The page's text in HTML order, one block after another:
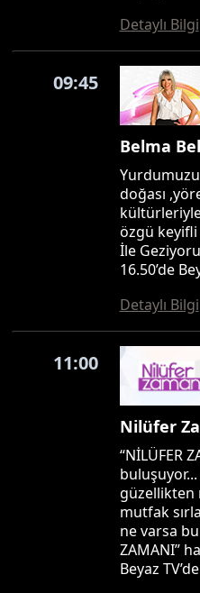
Detaylı Bilgi
09:45
Belma
doğası
özgü keyifli
İle
16.50’de
Detaylı Bilgi
11:00
Nilüfer
“NİLÜFER
güzellikten
mutfak
ne varsa
ZAMANI”
Beyaz